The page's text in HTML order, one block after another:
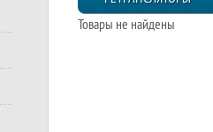
Товары не найдены